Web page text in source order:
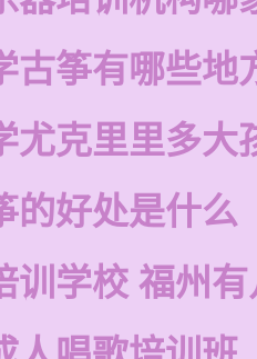
古筝有哪些地
尤克里里多大
的好处是什么
训学校 福州